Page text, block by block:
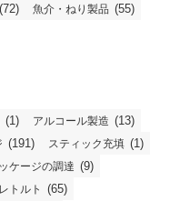
(72) 魚介・ねり製品 (55)
(1) アルコール製造 (13)
(191) スティック充填 (1)
ケージの調達 (9)
レトルト (65)